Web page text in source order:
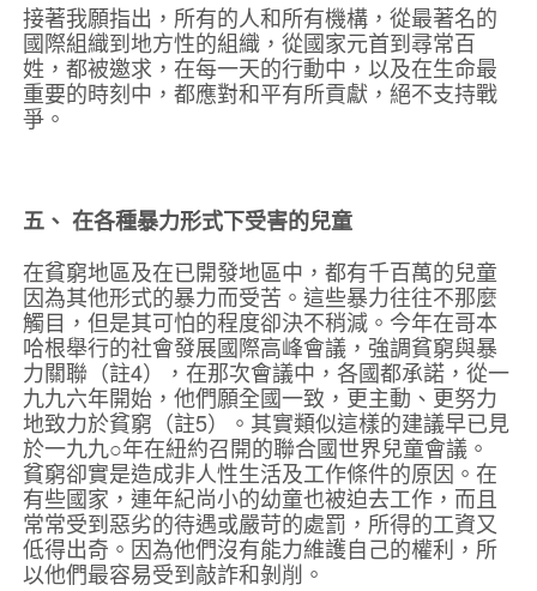
接著我願指出，所有的人和所有機構，從最著名的
國際組織到地方性的組織，從國家元首到尋常百
姓，都被邀求，在每一天的行動中，以及在生命最
重要的時刻中，都應對和平有所貢獻，絕不支持戰
爭。
五、 在各種暴力形式下受害的兒童
在貧窮地區及在已開發地區中，都有千百萬的兒童
因為其他形式的暴力而受苦。這些暴力往往不那麼
觸目，但是其可怕的程度卻決不稍減。今年在哥本
哈根舉行的社會發展國際高峰會議，強調貧窮與暴
力關聯（註4），在那次會議中，各國都承諾，從一
九九六年開始，他們願全國一致，更主動、更努力
地致力於貧窮（註5）。其實類似這樣的建議早已見
於一九九○年在紐約召開的聯合國世界兒童會議。
貧窮卻實是造成非人性生活及工作條件的原因。在
有些國家，連年紀尚小的幼童也被迫去工作，而且
常常受到惡劣的待遇或嚴苛的處罰，所得的工資又
低得出奇。因為他們沒有能力維護自己的權利，所
以他們最容易受到敲詐和剝削。